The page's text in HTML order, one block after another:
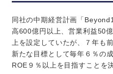
同社の中期経営計画「
高600億円以上、営業利益50
上を設定していたが、７年も
新たな目標として毎年６％の
ROE９％以上を目指すことを